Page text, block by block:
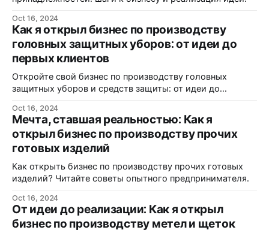
Oct 16, 2024
Как я открыл бизнес по производству
головных защитных уборов: от идеи до
первых клиентов
Откройте свой бизнес по производству головных
защитных уборов и средств защиты: от идеи до
Oct 16, 2024
Мечта, ставшая реальностью: Как я
открыл бизнес по производству прочих
готовых изделий
Как открыть бизнес по производству прочих готовых
изделий? Читайте советы опытного предпринимателя.
Oct 16, 2024
От идеи до реализации: Как я открыл
бизнес по производству метел и щеток